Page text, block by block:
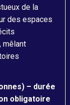
de la
des espaces
mêlant
– durée
obligatoire